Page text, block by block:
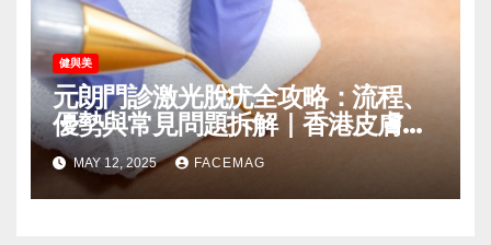
健與美
元朗門診激光脫疣全攻略：流程、
優勢與常見問題拆解｜香港皮膚健
康指南
MAY 12, 2025 FACEMAG